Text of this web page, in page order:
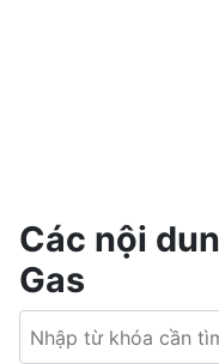
Các nội
Gas
Nhập từ khóa cần tìm